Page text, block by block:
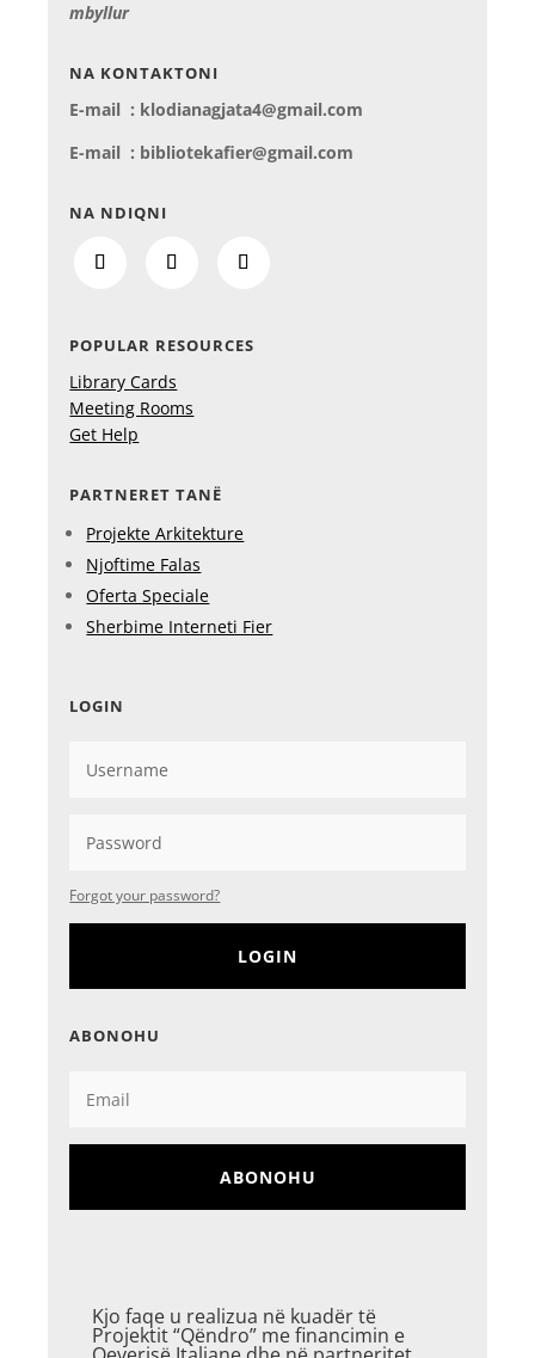
mbyllur
NA KONTAKTONI
E-mail : klodianagjata4@gmail.com
E-mail : bibliotekafier@gmail.com
NA NDIQNI
POPULAR RESOURCES
Library Cards
Meeting Rooms
Get Help
PARTNERET TANË
Projekte Arkitekture
Njoftime Falas
Oferta Speciale
Sherbime Interneti Fier
LOGIN
Forgot your password?
LOGIN
ABONOHU
ABONOHU
Kjo faqe u realizua në kuadër të
Projektit “Qëndro” me financimin e